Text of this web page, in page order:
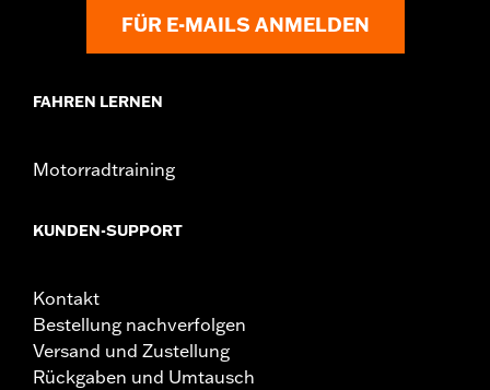
FÜR E-MAILS ANMELDEN
FAHREN LERNEN
Motorradtraining
KUNDEN-SUPPORT
Kontakt
Bestellung nachverfolgen
Versand und Zustellung
Rückgaben und Umtausch